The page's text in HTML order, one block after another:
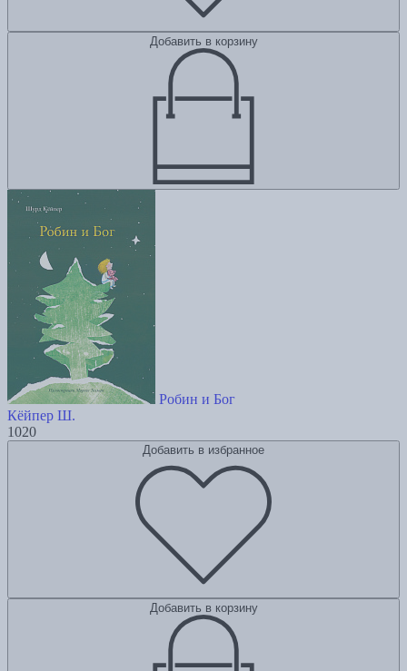
Добавить в корзину
Робин и Бог
Кёйпер Ш.
1020
Добавить в избранное
Добавить в корзину